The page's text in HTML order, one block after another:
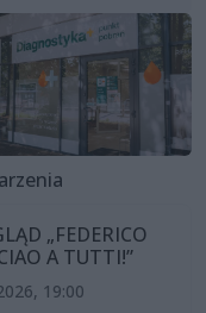
„FEDERICO
A TUTTI!”
19:00